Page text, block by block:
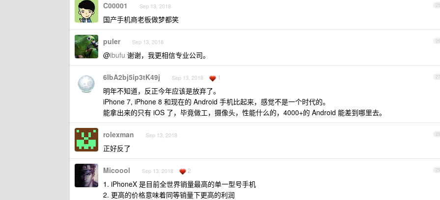
25
C00001 Sep 13, 2018
国产手机商老板做梦都笑
26
puler Sep 13, 2018
@ibufu 谢谢，我更相信专业公司。
27
6IbA2bj5ip3tK49j Sep 13, 2018 1
明年不知道，反正今年应该是放弃了。
iPhone 7, iPhone 8 和现在的 Android 手机比起来，感觉不是一个时代的。
能拿出来的只有 iOS 了，毕竟做工，摄像头，性能什么的，4000+的 Android 能差到哪里去。
28
rolexman Sep 13, 2018
正好反了
29
Micoool Sep 13, 2018 2
1. iPhoneX 是目前全世界销量最高的单一型号手机
2. 更高的价格意味着同等销量下更高的利润